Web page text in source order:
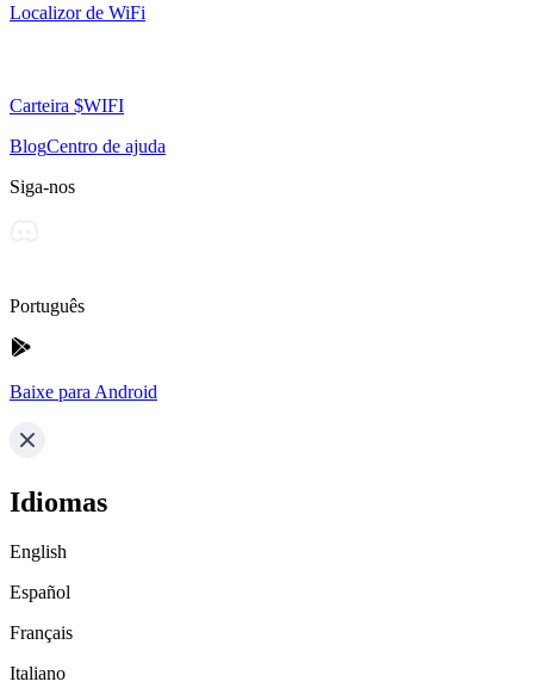
Localizor de WiFi
Carteira $WIFI
BlogCentro de ajuda
Siga-nos
Português
Baixe para Android
Idiomas
English
Español
Français
Italiano